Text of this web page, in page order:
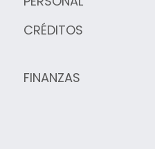
CRÉDITOS
FINANZAS